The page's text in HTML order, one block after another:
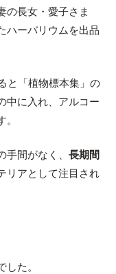
の長女・愛子さま
ハーバリウムを出品
と「植物標本集」の
中に入れ、アルコー
間がなく、 長期間
リアとして注目され
した。